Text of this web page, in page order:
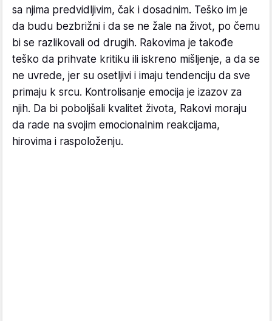
sa njima predvidljivim, čak i dosadnim. Teško im je
da budu bezbrižni i da se ne žale na život, po čemu
bi se razlikovali od drugih. Rakovima je takođe
teško da prihvate kritiku ili iskreno mišljenje, a da se
ne uvrede, jer su osetljivi i imaju tendenciju da sve
primaju k srcu. Kontrolisanje emocija je izazov za
njih. Da bi poboljšali kvalitet života, Rakovi moraju
da rade na svojim emocionalnim reakcijama,
hirovima i raspoloženju.